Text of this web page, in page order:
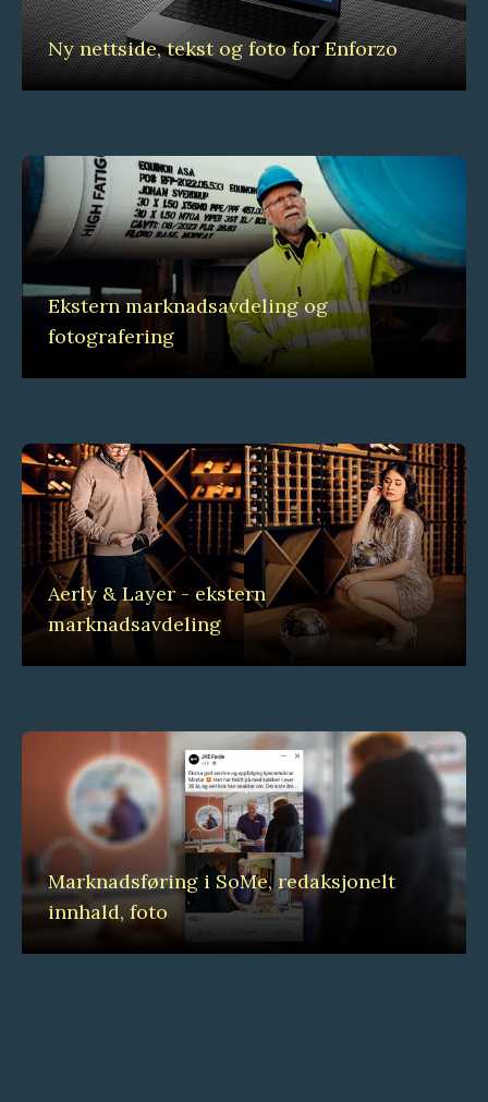
Ny nettside, tekst og foto for Enforzo
Ekstern marknadsavdeling og
fotografering
Aerly & Layer - ekstern
marknadsavdeling
Marknadsføring i SoMe, redaksjonelt
innhald, foto